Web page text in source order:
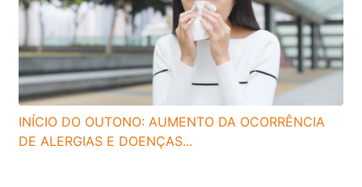
INÍCIO DO OUTONO: AUMENTO DA OCORRÊNCIA
DE ALERGIAS E DOENÇAS...